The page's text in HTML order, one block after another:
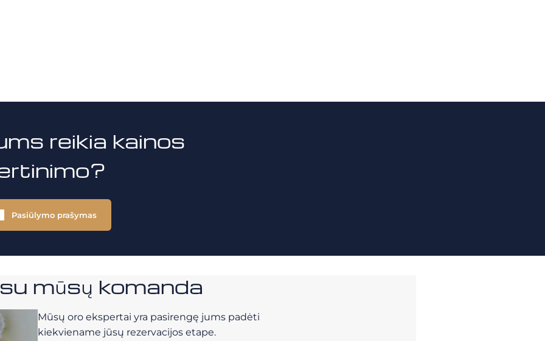
reikia kainos
Pasiūlymo prašymas
mūsų komanda
Mūsų oro ekspertai yra pasirengę jums padėti
kiekviename jūsų rezervacijos etape.